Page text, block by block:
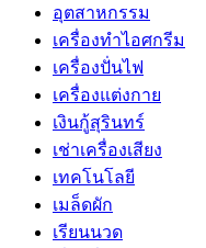
อุตสาหกรรม
เครื่องทำไอศกรีม
เครื่องปั่นไฟ
เครื่องแต่งกาย
เงินกู้สุรินทร์
เช่าเครื่องเสียง
เทคโนโลยี
เมล็ดผัก
เรียนนวด